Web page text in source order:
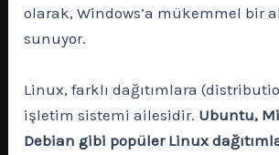
olarak, Windows’a mükemmel bir
sunuyor.
Linux, farklı dağıtımlara
işletim sistemi ailesidir. Ubuntu,
Debian gibi popüler Linux